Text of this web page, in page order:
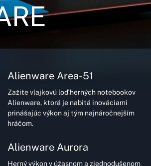
Alienware Area-51
Zažite vlajkovú loď herných notebookov
Alienware, ktorá je nabitá inováciami
prinášajúc výkon aj tým najnáročnejším
hráčom.
Alienware Aurora
Herný výkon v úžasnom a zjednodušenom